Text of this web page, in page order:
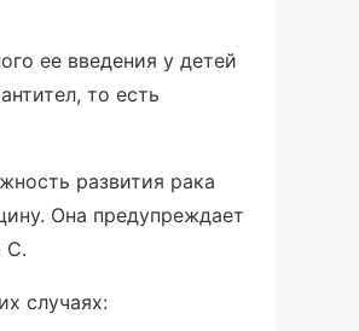
ее введения у детей
то есть
развития рака
Она предупреждает
С.
случаях: